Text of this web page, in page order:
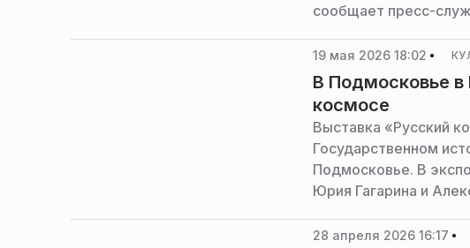
сообщает пресс-
19 мая 2026 18:02
В Подмосковье в
космосе
Выставка «Русский
Государственном
Подмосковье. В
Юрия Гагарина и
и туризма
28 апреля 2026 16:17